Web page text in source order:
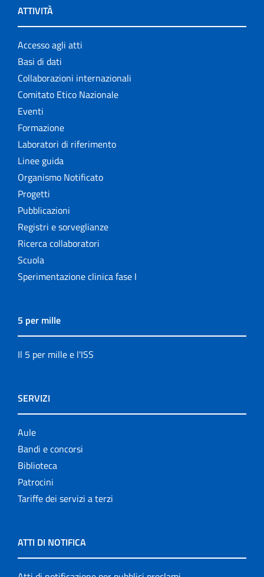
ATTIVITÀ
Accesso agli atti
Basi di dati
Collaborazioni internazionali
Comitato Etico Nazionale
Eventi
Formazione
Laboratori di riferimento
Linee guida
Organismo Notificato
Progetti
Pubblicazioni
Registri e sorveglianze
Ricerca collaboratori
Scuola
Sperimentazione clinica fase I
5 per mille
Il 5 per mille e l'ISS
SERVIZI
Aule
Bandi e concorsi
Biblioteca
Patrocini
Tariffe dei servizi a terzi
ATTI DI NOTIFICA